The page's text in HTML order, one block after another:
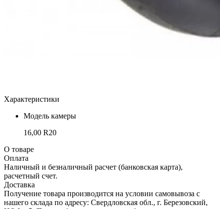
Характеристики
Модель камеры
16,00 R20
О товаре
Оплата
Наличный и безналичный расчет (банковская карта),
расчетный счет.
Доставка
Получение товара производится на условии самовывоза с
нашего склада по адресу: Свердловская обл., г. Березовский,